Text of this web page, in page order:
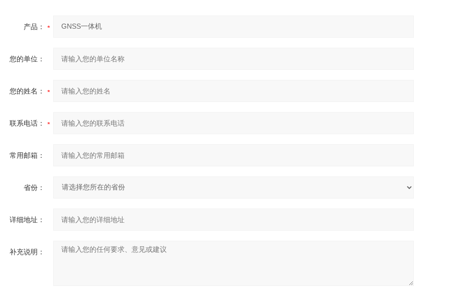
产品：
您的单位：
您的姓名：
联系电话：
常用邮箱：
省份：
详细地址：
补充说明：